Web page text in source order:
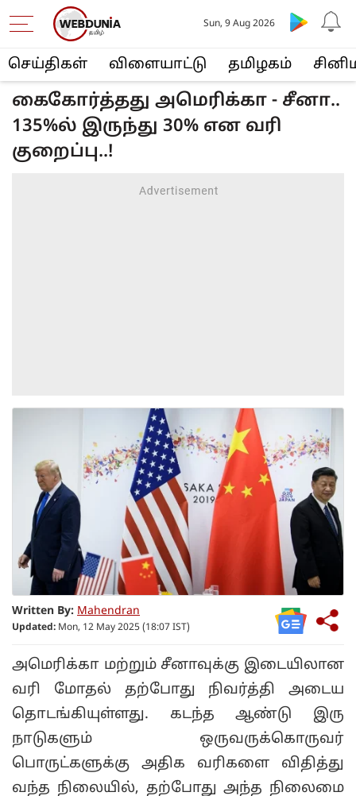
செய்திகள் விளையா‌ட்டு த‌மிழக‌ம்
Sun, 9 Aug 2026
கைகோர்த்தது அமெரிக்கா - சீனா..
135%ல் இருந்து 30% என வரி
குறைப்பு..!
Written By: Mahendran
Updated: Mon, 12 May 2025 (18:07 IST)
அமெரிக்கா மற்றும் சீனாவுக்கு இடையிலான
வரி மோதல் தற்போது நிவர்த்தி அடைய
தொடங்கியுள்ளது. கடந்த ஆண்டு இரு
நாடுகளும் ஒருவருக்கொருவர்
பொருட்களுக்கு அதிக வரிகளை விதித்து
வந்த நிலையில், தற்போது அந்த நிலைமை